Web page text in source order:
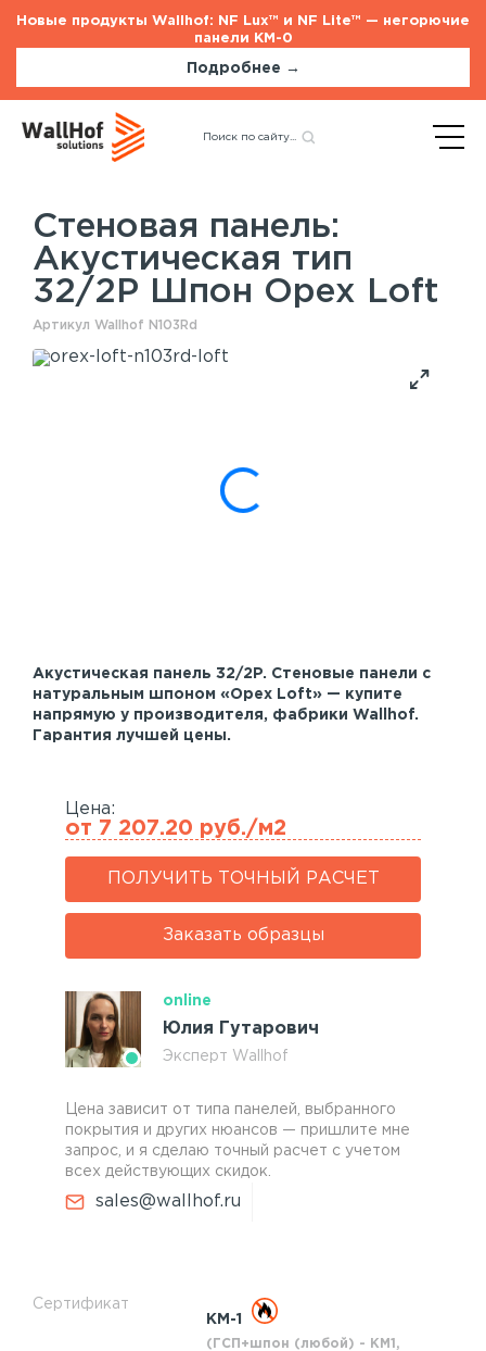
Новые продукты Wallhof: NF Lux™ и NF Lite™ — негорючие
панели КМ-0
Подробнее →
Стеновые панели
Шпонированные панели
Акустические панели
Панели с полимерным покрытием
Шпонированные панели
Услуги
Монтаж акустических панелей
Назад
Акустические панели
Стеновая панель:
Акустическая тип
32/2P Шпон Орех Loft
Артикул Wallhof N103Rd
Акустическая панель 32/2P. Стеновые панели с
натуральным шпоном «Орех Loft» — купите
напрямую у производителя, фабрики Wallhof.
Гарантия лучшей цены.
Сертификат
КМ-1
(ГСП+шпон (любой) - КМ1,
Цена:
от 7 207.20 руб./м2
ПОЛУЧИТЬ ТОЧНЫЙ РАСЧЕТ
Заказать образцы
online
Юлия Гутарович
Эксперт Wallhof
Цена зависит от типа панелей, выбранного
покрытия и других нюансов — пришлите мне
запрос, и я сделаю точный расчет с учетом
всех действующих скидок.
sales@wallhof.ru